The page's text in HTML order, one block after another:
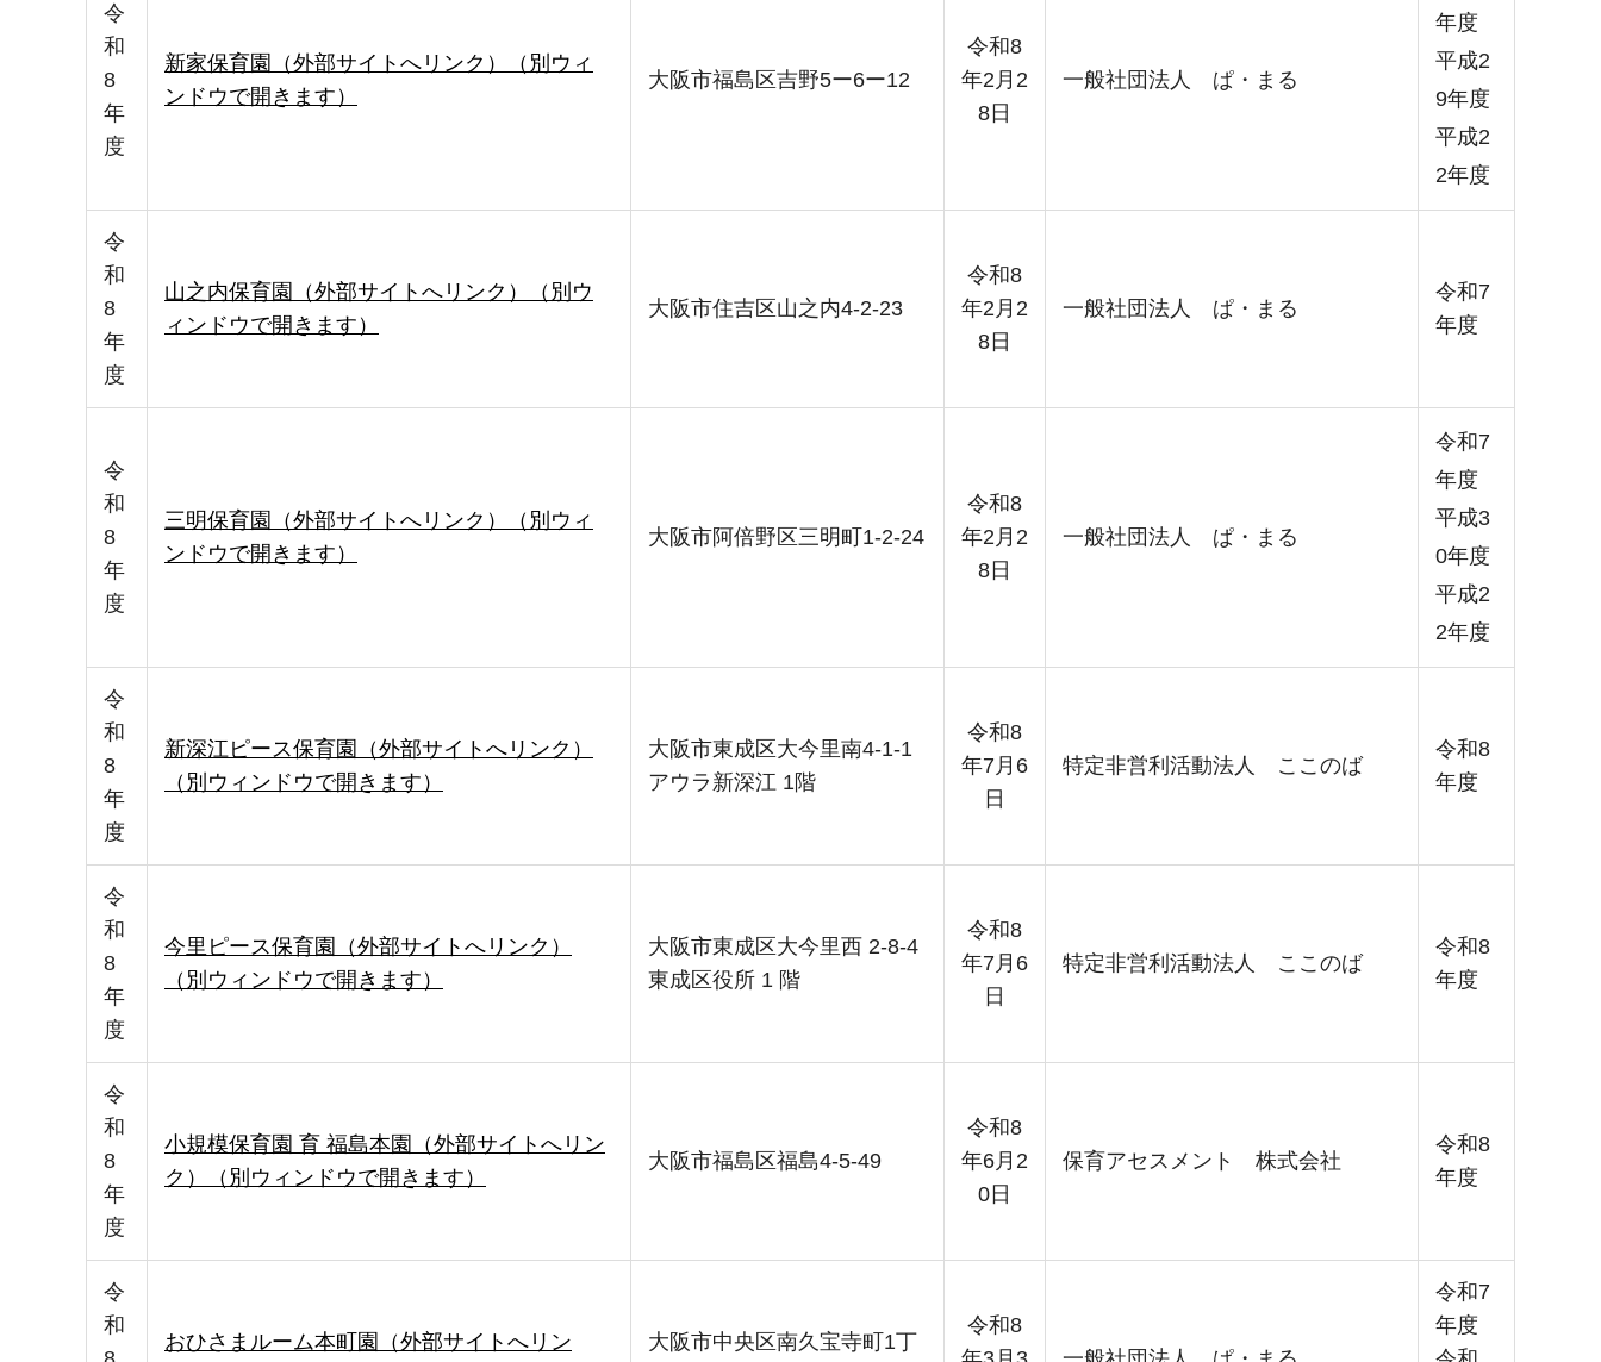
令
和
8
年
度
新家保育園（外部サイトへリンク）（別ウィ
ンドウで開きます）
大阪市福島区吉野5ー6ー12
令和8
年2月2
8日
一般社団法人 ぱ・まる
年度
平成2
9年度
平成2
2年度
令
和
8
年
度
山之内保育園（外部サイトへリンク）（別ウ
ィンドウで開きます）
大阪市住吉区山之内4-2-23
令和8
年2月2
8日
一般社団法人 ぱ・まる
令和7
年度
令
和
8
年
度
三明保育園（外部サイトへリンク）（別ウィ
ンドウで開きます）
大阪市阿倍野区三明町1-2-24
令和8
年2月2
8日
一般社団法人 ぱ・まる
令和7
年度
平成3
0年度
平成2
2年度
令
和
8
年
度
新深江ピース保育園（外部サイトへリンク）
（別ウィンドウで開きます）
大阪市東成区大今里南4-1-1
アウラ新深江 1階
令和8
年7月6
日
特定非営利活動法人 ここのば
令和8
年度
令
和
8
年
度
今里ピース保育園（外部サイトへリンク）
（別ウィンドウで開きます）
大阪市東成区大今里西 2-8-4
東成区役所 1 階
令和8
年7月6
日
特定非営利活動法人 ここのば
令和8
年度
令
和
8
年
度
小規模保育園 育 福島本園（外部サイトへリン
ク）（別ウィンドウで開きます）
大阪市福島区福島4-5-49
令和8
年6月2
0日
保育アセスメント 株式会社
令和8
年度
令
和
おひさまルーム本町園（外部サイトへリン 大阪市中央区南久宝寺町1丁
令和8
令和7
年度